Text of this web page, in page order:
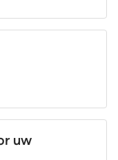
uw